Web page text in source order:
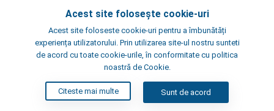
Acest site folosește cookie-uri
Acest site foloseste cookie-uri pentru a îmbunătăți
experiența utilizatorului. Prin utilizarea site-ul nostru sunteti
de acord cu toate cookie-urile, în conformitate cu politica
noastră de Cookie.
Citeste mai multe Sunt de acord
Adaugă Local